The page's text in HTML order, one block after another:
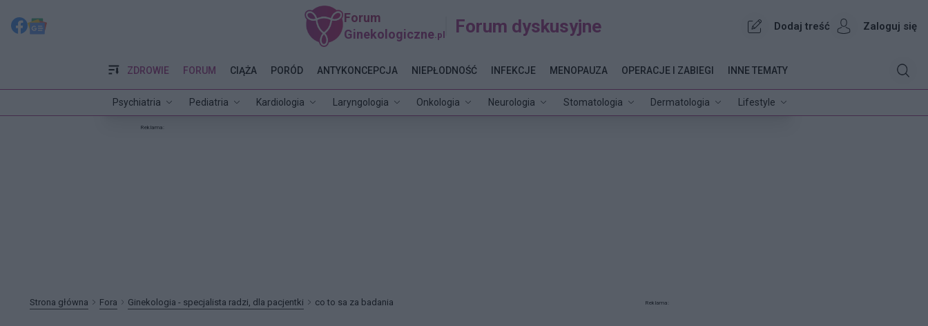
Forum
Ginekologiczne .pl Forum dyskusyjne Dodaj treść Zaloguj się
ZDROWIE
Psychiatria Pediatria Kardiologia Laryngologia Onkologia Neurologia Stomatologia Dermatologia Lifestyle
FORUM CIĄŻA PORÓD ANTYKONCEPCJA NIEPŁODNOŚĆ INFEKCJE MENOPAUZA OPERACJE I ZABIEGI INNE TEMATY
Reklama:
Strona główna Fora Ginekologia - specjalista radzi, dla pacjentki co to sa za badania Reklama: